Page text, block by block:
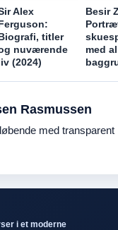
Alex
titler
nuværende
(2024)
Besir
med
Rasmussen
med transparent
i et moderne